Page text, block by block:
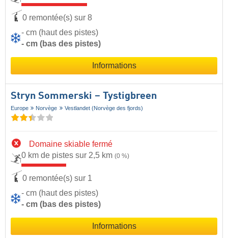
0 remontée(s) sur 8
- cm (haut des pistes)
- cm (bas des pistes)
Informations
Stryn Sommerski – Tystigbreen
Europe Norvège Vestlandet (Norvège des fjords)
Domaine skiable fermé
0 km de pistes sur 2,5 km (0 %)
0 remontée(s) sur 1
- cm (haut des pistes)
- cm (bas des pistes)
Informations